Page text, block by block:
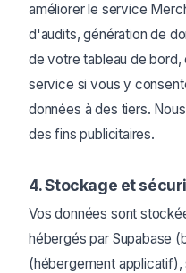
améliorer le service
d'audits, génération de
de votre tableau de bord,
service si vous y
données à des tiers.
des fins publicitaires.
4. Stockage et
Vos données sont
hébergés par Supabase
(hébergement applicatif),